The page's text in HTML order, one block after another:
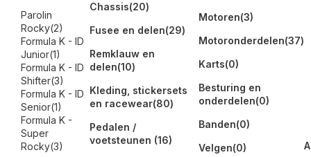
Parolin
Rocky(2)
Formula K - ID
Junior(1)
Formula K - ID
Shifter(3)
Formula K - ID
Senior(1)
Formula K -
Super
Rocky(3)
Chassis(20)
Fusee en delen(29)
Remklauw en
delen(10)
Kleding, stickersets
en racewear(80)
Pedalen /
voetsteunen (16)
Motoren(3)
Motoronderdelen(37)
Karts(0)
Besturing en
onderdelen(0)
Banden(0)
Velgen(0)